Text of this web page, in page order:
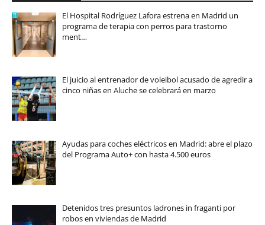
El Hospital Rodríguez Lafora estrena en Madrid un
programa de terapia con perros para trastorno
ment…
El juicio al entrenador de voleibol acusado de agredir a
cinco niñas en Aluche se celebrará en marzo
Ayudas para coches eléctricos en Madrid: abre el plazo
del Programa Auto+ con hasta 4.500 euros
Detenidos tres presuntos ladrones in fraganti por
robos en viviendas de Madrid